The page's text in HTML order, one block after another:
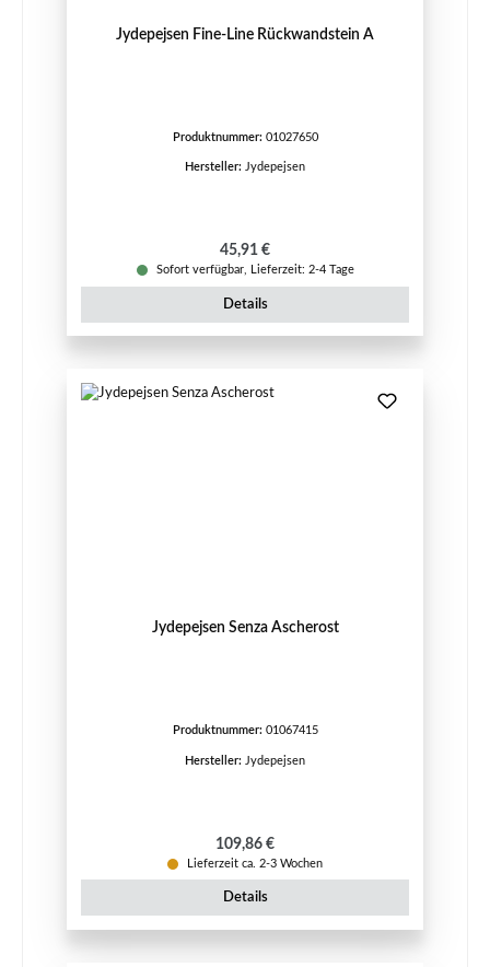
Jydepejsen Fine-Line Rückwandstein A
Produktnummer: 01027650
Hersteller: Jydepejsen
Regulärer Preis:
45,91 €
Sofort verfügbar, Lieferzeit: 2-4 Tage
Details
Jydepejsen Senza Ascherost
Produktnummer: 01067415
Hersteller: Jydepejsen
Regulärer Preis:
109,86 €
Lieferzeit ca. 2-3 Wochen
Details